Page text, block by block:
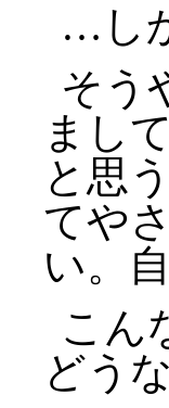
…し
そう
まし
と思
てや
い。
こん
どう